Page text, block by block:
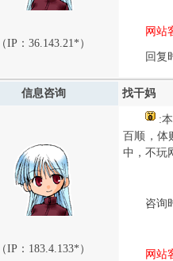
（IP： 36.143.21* ）
网站
回复
信息咨询 找干妈
（IP： 183.4.133* ）
:
百顺，体
中，不玩
咨询
网站